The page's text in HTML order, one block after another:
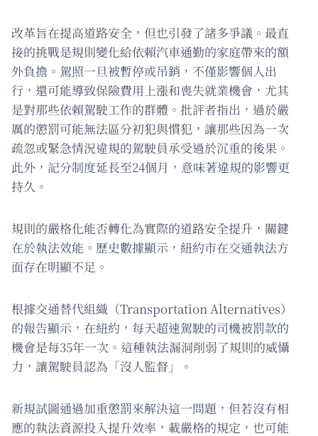
改革旨在提高道路安全，但也引發了諸多爭議。最直
接的挑戰是規則變化給依賴汽車通勤的家庭帶來的額
外負擔。駕照一旦被暫停或吊銷，不僅影響個人出
行，還可能導致保險費用上漲和喪失就業機會，尤其
是對那些依賴駕駛工作的群體。批評者指出，過於嚴
厲的懲罰可能無法區分初犯與慣犯，讓那些因為一次
疏忽或緊急情況違規的駕駛員承受過於沉重的後果。
此外，記分制度延長至24個月，意味著違規的影響更
持久。
規則的嚴格化能否轉化為實際的道路安全提升，關鍵
在於執法效能。歷史數據顯示，紐約市在交通執法方
面存在明顯不足。
根據交通替代組織（Transportation Alternatives）
的報告顯示，在紐約，每天超速駕駛的司機被罰款的
機會是每35年一次。這種執法漏洞削弱了規則的威懾
力，讓駕駛員認為「沒人監督」。
新規試圖通過加重懲罰來解決這一問題，但若沒有相
應的執法資源投入提升效率，載嚴格的規定，也可能